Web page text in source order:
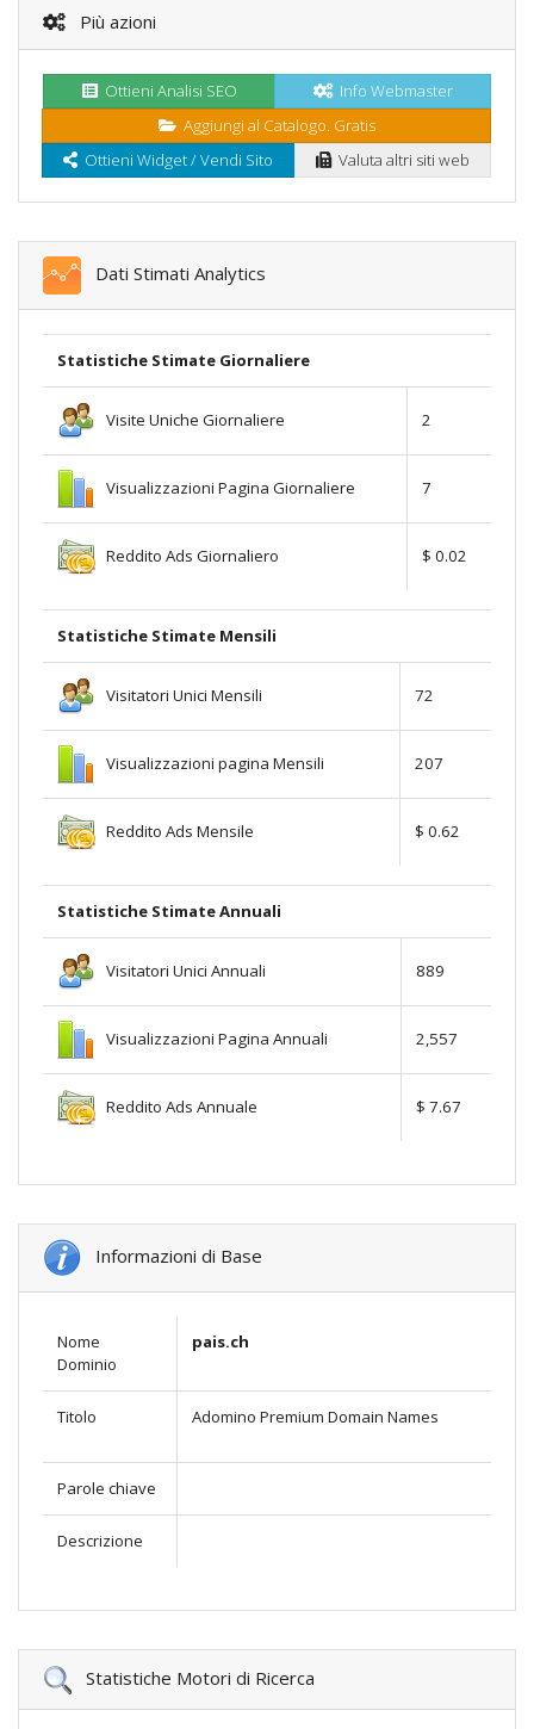
Più azioni
Ottieni Analisi SEO
Info Webmaster
Aggiungi al Catalogo. Gratis
Ottieni Widget / Vendi Sito
Valuta altri siti web
Dati Stimati Analytics
Statistiche Stimate Giornaliere
Visite Uniche Giornaliere 2
Visualizzazioni Pagina Giornaliere 7
Reddito Ads Giornaliero $ 0.02
Statistiche Stimate Mensili
Visitatori Unici Mensili 72
Visualizzazioni pagina Mensili 207
Reddito Ads Mensile $ 0.62
Statistiche Stimate Annuali
Visitatori Unici Annuali 889
Visualizzazioni Pagina Annuali 2,557
Reddito Ads Annuale $ 7.67
Informazioni di Base
Nome
Dominio
pais.ch
Titolo Adomino Premium Domain Names
Parole chiave
Descrizione
Statistiche Motori di Ricerca